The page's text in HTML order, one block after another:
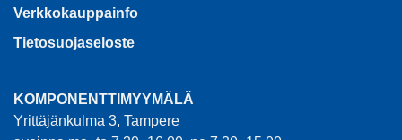
Verkkokauppainfo
Tietosuojaseloste
KOMPONENTTIMYYMÄLÄ
Yrittäjänkulma 3, Tampere